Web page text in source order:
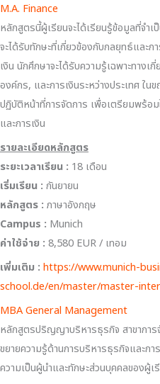
M.A. Finance
หลักสูตรนี้ผู้เรียนจะได้เรียนรู้ข้อมูลที่จำเ
จะได้รับทักษะที่เกี่ยวข้องกับกลยุทธ์และ
เงิน นักศึกษาจะได้รับความรู้เฉพาะทางเ
องค์กร, และการเงินระหว่างประเทศ ใ
ปฏิบัติหน้าที่การจัดการ เพื่อเตรียมพร้อ
และการเงิน
รายละเอียดหลักสูตร
ระยะเวลาเรียน : 18 เดือน
เริ่มเรียน : กันยายน
หลักสูตร : ภาษาอังกฤษ
Campus : Munich
ค่าใช้จ่าย : 8,580 EUR / เทอม
เพิ่มเติม : https://www.munich-
school.de/en/master/master-
MBA General Management
หลักสูตรปริญญาบริหารธุรกิจ สาขาการ
ขยายความรู้ด้านการบริหารธุรกิจและ
ความเป็นผู้นำและทักษะส่วนบุคคลของผู้เ